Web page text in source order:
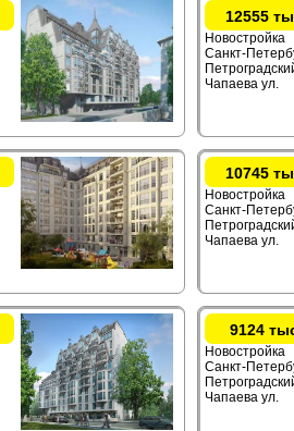
12555
Новостройка
Санкт-
Чапаева ул.
10745
Новостройка
Санкт-
Чапаева ул.
9124
Новостройка
Санкт-
Чапаева ул.